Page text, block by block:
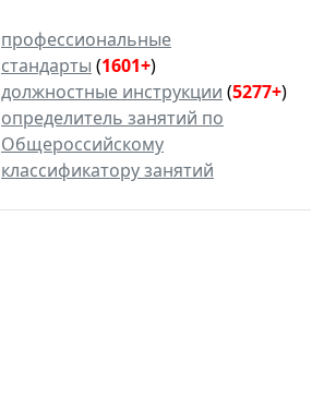
профессиональные
стандарты (1601+)
должностные инструкции (5277+)
определитель занятий по
Общероссийскому
классификатору занятий